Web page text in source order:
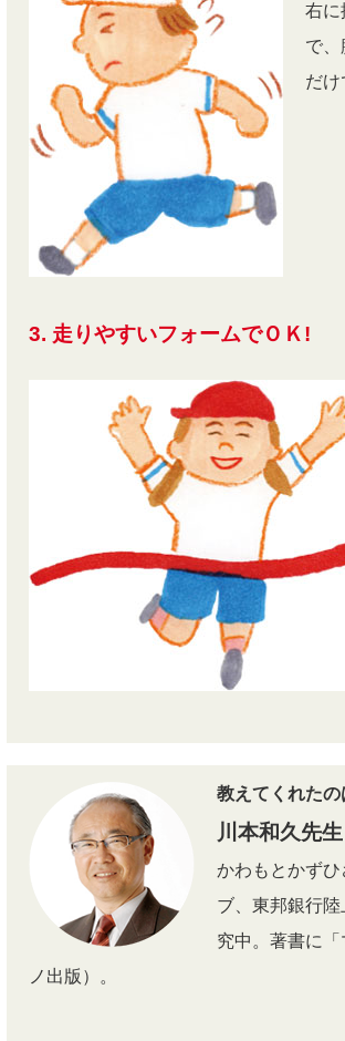
右に
で
だけ
3. 走りやすいフォームでＯＫ!
教えてくれたの
川本和久先生
かわもとかず
ブ、東邦銀行
究中。著書に
ノ出版）。